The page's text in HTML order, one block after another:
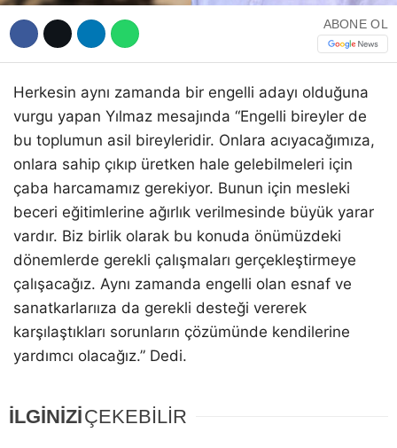
Instagram
ABONE OL
Herkesin aynı zamanda bir engelli adayı olduğuna
vurgu yapan Yılmaz mesajında “Engelli bireyler de
bu toplumun asil bireyleridir. Onlara acıyacağımıza,
onlara sahip çıkıp üretken hale gelebilmeleri için
çaba harcamamız gerekiyor. Bunun için mesleki
beceri eğitimlerine ağırlık verilmesinde büyük yarar
vardır. Biz birlik olarak bu konuda önümüzdeki
dönemlerde gerekli çalışmaları gerçekleştirmeye
çalışacağız. Aynı zamanda engelli olan esnaf ve
sanatkarlarııza da gerekli desteği vererek
karşılaştıkları sorunların çözümünde kendilerine
yardımcı olacağız.” Dedi.
İLGİNİZİÇEKEBİLİR